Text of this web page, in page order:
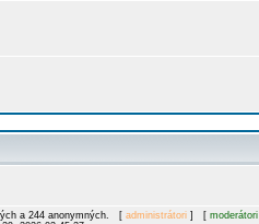
a 244 anonymných. [ administrátori ] [ moderátori